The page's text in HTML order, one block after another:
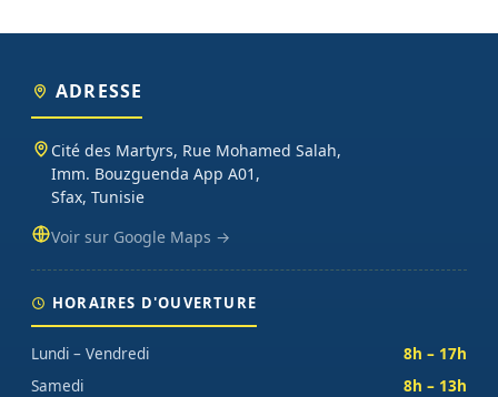
ADRESSE
Cité des Martyrs, Rue Mohamed Salah,
Imm. Bouzguenda App A01,
Sfax, Tunisie
Voir sur Google Maps →
HORAIRES D'OUVERTURE
Lundi – Vendredi
8h – 17h
Samedi
8h – 13h